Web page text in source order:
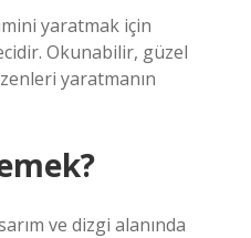
yaratmak için
Okunabilir, güzel
yaratmanın
ve dizgi alanında